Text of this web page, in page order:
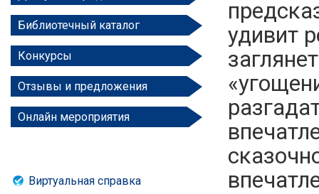
Библиотечный каталог
Конкурсы
Отзывы и предложения
Онлайн мероприятия
Виртуальная справка
удивит